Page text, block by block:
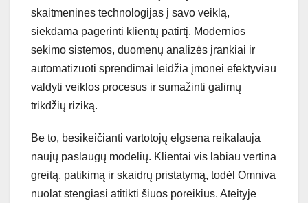
skaitmenines technologijas į savo veiklą,
siekdama pagerinti klientų patirtį. Modernios
sekimo sistemos, duomenų analizės įrankiai ir
automatizuoti sprendimai leidžia įmonei efektyviau
valdyti veiklos procesus ir sumažinti galimų
trikdžių riziką.
Be to, besikeičianti vartotojų elgsena reikalauja
naujų paslaugų modelių. Klientai vis labiau vertina
greitą, patikimą ir skaidrų pristatymą, todėl Omniva
nuolat stengiasi atitikti šiuos poreikius. Ateityje